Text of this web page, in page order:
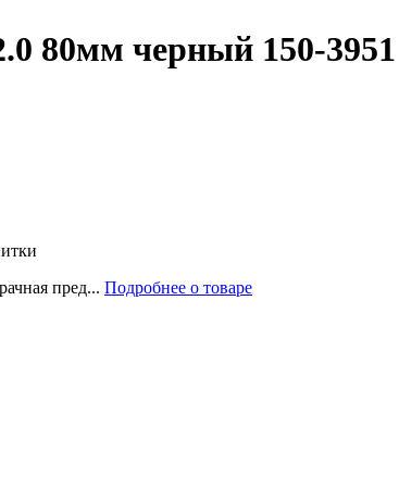
80мм черный 150-3951
пред... Подробнее о товаре